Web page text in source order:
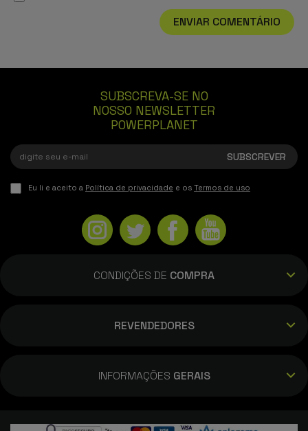
ENVIAR COMENTÁRIO
SUBSCREVA-SE NO
NOSSO NEWSLETTER
POWERPLANET
Eu li e aceito a Política de privacidade e os Termos de uso
CONDIÇÕES DE COMPRA
REVENDEDORES
INFORMAÇÕES GERAIS